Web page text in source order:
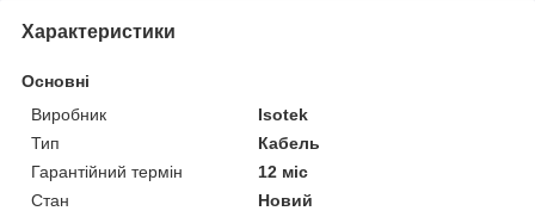
Характеристики
Основні
Виробник
Isotek
Тип
Кабель
Гарантійний термін
12 міс
Стан
Новий